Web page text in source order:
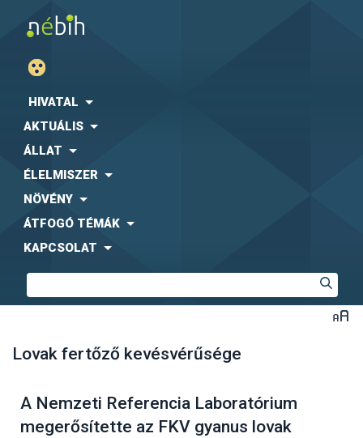
HIVATAL
AKTUÁLIS
ÁLLAT
ÉLELMISZER
NÖVÉNY
ÁTFOGÓ TÉMÁK
KAPCSOLAT
Lovak fertőző kevésvérűsége
A Nemzeti Referencia Laboratórium
megerősítette az FKV gyanus lovak